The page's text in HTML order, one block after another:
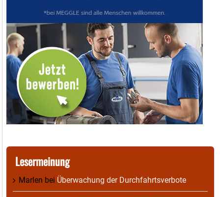
Lesermeinung
Marlen bei Überwachung der Durchfahrtsverbote